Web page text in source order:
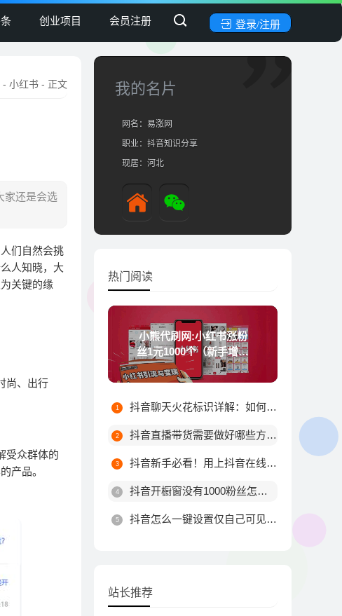
创业项目 会员注册 登录/注册
- 小红书 - 正文
家还是会选
们自然会挑
人知晓，大
关键的缘
尚、出行
受众群体的
产品。
我的名片
网名：易涨网
职业：抖音知识分享
现居：河北
热门阅读
小熊代刷网:小红书涨粉
丝1元1000个（新手增加
粉丝技巧）
抖音聊天火花标识详解：如何触发不同颜色火花及最高等级规则
抖音直播带货需要做好哪些方面?
抖音新手必看！用上抖音在线涨粉平台这10个技巧，粉丝量由你决定！
抖音开橱窗没有1000粉丝怎么办
抖音怎么一键设置仅自己可见？详细步骤教你轻松搞定
站长推荐